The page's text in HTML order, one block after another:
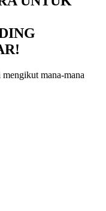
mana-mana